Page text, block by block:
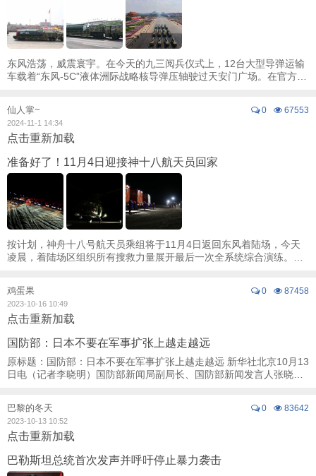
东风浩荡，威震寰宇。在今天的九三阅兵仪式上，12台大型导弹运输
车载着“东风-5C”液体洲际战略核导弹压轴驶过天安门广场。在官方阅
0 67553
仙人掌~
2024-11-1 14:34
点击重新加载
准备好了！11月4日迎接神十八航天员回家
按计划，神舟十八号航天员乘组将于11月4日返回东风着陆场，今天
凌晨，着陆场区组织所有搜救力量展开最后一次全系统综合演练。目
0 87458
鸡蛋果
2023-10-16 10:49
点击重新加载
国防部：日本不要在军事扩张上越走越远
原标题：国防部：日本不要在军事扩张上越走越远 新华社北京10月13
日电（记者李晓明）国防部新闻局副局长、国防部新闻发言人张晓刚
0 83642
巴黎的冬天
2023-10-13 10:52
点击重新加载
巴勒斯坦总统首次发声并呼吁停止暴力袭击